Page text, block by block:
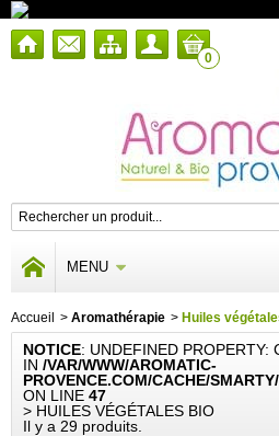
0
MENU
Accueil > Aromathérapie > Huiles
NOTICE: UNDEFINED PROPERTY:
IN /VAR/WWW/AROMATIC-
PROVENCE.COM/CACHE/
ON LINE 47
> HUILES VÉGÉTALES BIO
Il y a 29 produits.